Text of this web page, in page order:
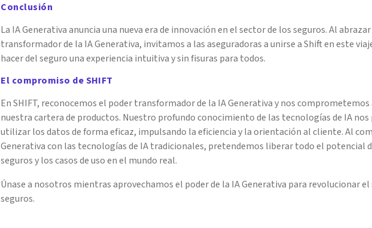
Conclusión
La IA Generativa anuncia una nueva era de innovación en el sector de los seguros. Al
transformador de la IA Generativa, invitamos a las aseguradoras a unirse a Shift en este
hacer del seguro una experiencia intuitiva y sin fisuras para todos.
El compromiso de SHIFT
En SHIFT, reconocemos el poder transformador de la IA Generativa y nos
nuestra cartera de productos. Nuestro profundo conocimiento de las tecnologías de IA
utilizar los datos de forma eficaz, impulsando la eficiencia y la orientación al cliente. Al
Generativa con las tecnologías de IA tradicionales, pretendemos liberar todo el potencial
seguros y los casos de uso en el mundo real.
Únase a nosotros mientras aprovechamos el poder de la IA Generativa para revolucionar
seguros.